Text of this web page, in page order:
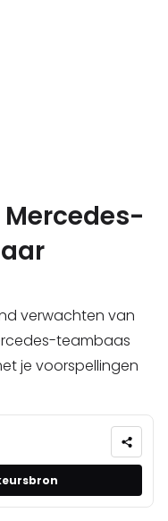
verwachten van
teambaas
je voorspellingen